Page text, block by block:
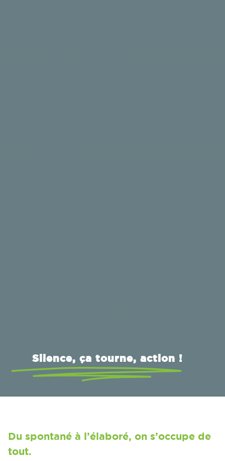
Silence, ça tourne, action !
Du spontané à l’élaboré, on s’occupe de
tout.